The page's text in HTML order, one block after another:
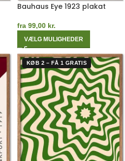
Bauhaus Eye 1923 plakat
fra 99,00 kr.
VÆLG MULIGHEDER
KØB 2 – FÅ 1 GRATIS